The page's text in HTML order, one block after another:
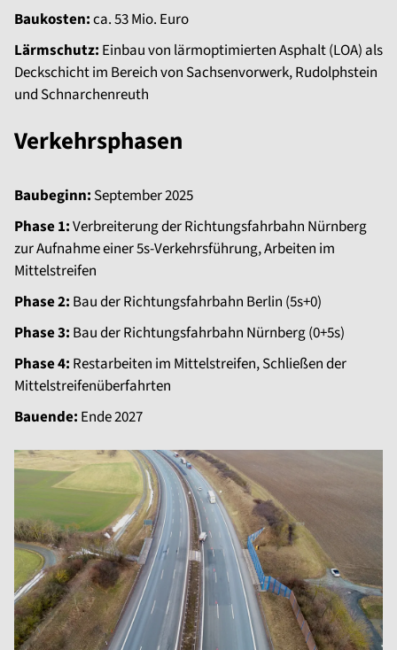
Baukosten:ca. 53 Mio. Euro
Lärmschutz: Einbau von lärmoptimierten Asphalt (LOA) als
Deckschicht im Bereich von Sachsenvorwerk, Rudolphstein
und Schnarchenreuth
Verkehrsphasen
Baubeginn: September 2025
Phase 1:Verbreiterung der Richtungsfahrbahn Nürnberg
zur Aufnahme einer 5s-Verkehrsführung, Arbeiten im
Mittelstreifen
Phase 2: Bau der Richtungsfahrbahn Berlin (5s+0)
Phase 3: Bau der Richtungsfahrbahn Nürnberg (0+5s)
Phase 4: Restarbeiten im Mittelstreifen, Schließen der
Mittelstreifenüberfahrten
Bauende: Ende 2027